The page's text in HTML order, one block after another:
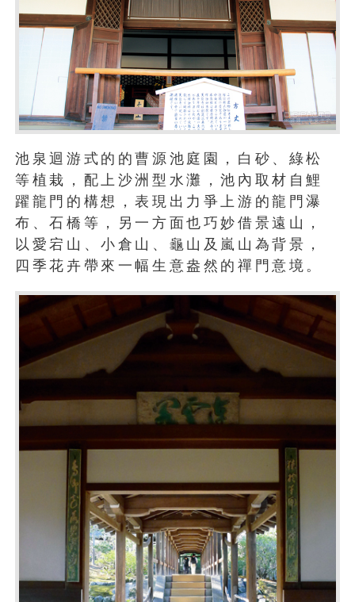
池泉迴游式的的曹源池庭園，白砂、綠松
等植栽，配上沙洲型水灘，池內取材自鯉
躍龍門的構想，表現出力爭上游的龍門瀑
布、石橋等，另一方面也巧妙借景遠山，
以愛宕山、小倉山、龜山及嵐山為背景，
四季花卉帶來一幅生意盎然的禪門意境。